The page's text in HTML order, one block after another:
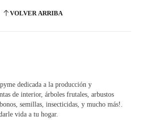
VOLVER ARRIBA
dedicada a la producción y
de interior, árboles frutales, arbustos
semillas, insecticidas, y mucho más!.
vida a tu hogar.